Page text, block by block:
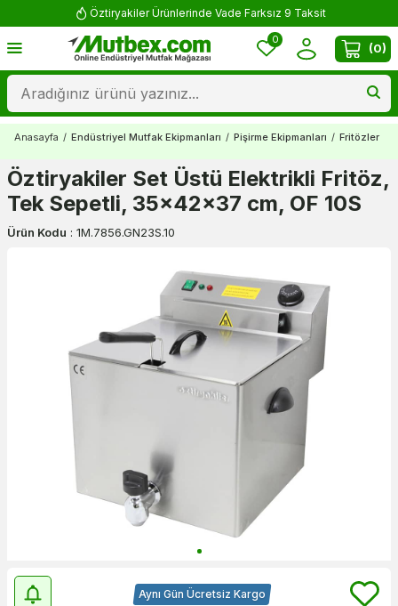
Öztiryakiler Ürünlerinde Vade Farksız 9 Taksit
0
(0)
Anasayfa / Endüstriyel Mutfak Ekipmanları / Pişirme Ekipmanları / Fritözler
Öztiryakiler Set Üstü Elektrikli Fritöz,
Tek Sepetli, 35x42x37 cm, OF 10S
Ürün Kodu : 1M.7856.GN23S.10
Aynı Gün Ücretsiz Kargo